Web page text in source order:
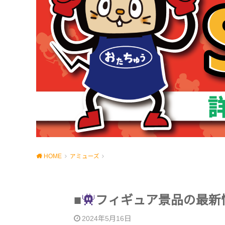
HOME アミューズ
■ フィギュア景品の最新
2024年5月16日